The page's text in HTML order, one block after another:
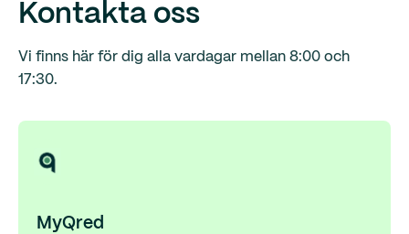
Kontakta oss
Vi finns här för dig alla vardagar mellan 8:00 och
17:30.
MyQred